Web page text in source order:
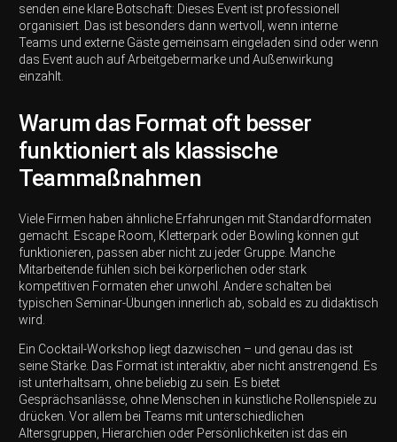
senden eine klare Botschaft: Dieses Event ist professionell
organisiert. Das ist besonders dann wertvoll, wenn interne
Teams und externe Gäste gemeinsam eingeladen sind oder wenn
das Event auch auf Arbeitgebermarke und Außenwirkung
einzahlt.
Warum das Format oft besser
funktioniert als klassische
Teammaßnahmen
Viele Firmen haben ähnliche Erfahrungen mit Standardformaten
gemacht. Escape Room, Kletterpark oder Bowling können gut
funktionieren, passen aber nicht zu jeder Gruppe. Manche
Mitarbeitende fühlen sich bei körperlichen oder stark
kompetitiven Formaten eher unwohl. Andere schalten bei
typischen Seminar-Übungen innerlich ab, sobald es zu didaktisch
wird.
Ein Cocktail-Workshop liegt dazwischen – und genau das ist
seine Stärke. Das Format ist interaktiv, aber nicht anstrengend. Es
ist unterhaltsam, ohne beliebig zu sein. Es bietet
Gesprächsanlässe, ohne Menschen in künstliche Rollenspiele zu
drücken. Vor allem bei Teams mit unterschiedlichen
Altersgruppen, Hierarchien oder Persönlichkeiten ist das ein